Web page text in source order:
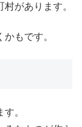
があります。
もです。
。